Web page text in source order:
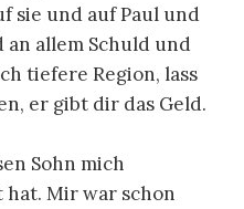
sie und auf Paul und
an allem Schuld und
tiefere Region, lass
er gibt dir das Geld.
Sohn mich
Mir war schon